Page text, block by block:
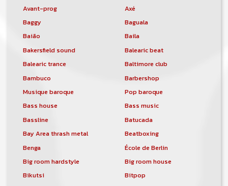
Avant-prog
Axé
Baggy
Baguala
Baião
Baila
Bakersfield sound
Balearic beat
Balearic trance
Baltimore club
Bambuco
Barbershop
Musique baroque
Pop baroque
Bass house
Bass music
Bassline
Batucada
Bay Area thrash metal
Beatboxing
Benga
École de Berlin
Big room hardstyle
Big room house
Bikutsi
Bitpop